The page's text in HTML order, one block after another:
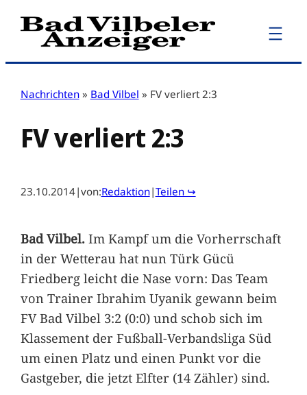
Zum
Inhalt
Nachrichten » Bad Vilbel » FV verliert 2:3
FV verliert 2:3
23.10.2014|von:Redaktion|Teilen ↪
Bad Vilbel.Im Kampf um die Vorherrschaft
in der Wetterau hat nun Türk Gücü
Friedberg leicht die Nase vorn: Das Team
von Trainer Ibrahim Uyanik gewann beim
FV Bad Vilbel 3:2 (0:0) und schob sich im
Klassement der Fußball-Verbandsliga Süd
um einen Platz und einen Punkt vor die
Gastgeber, die jetzt Elfter (14 Zähler) sind.